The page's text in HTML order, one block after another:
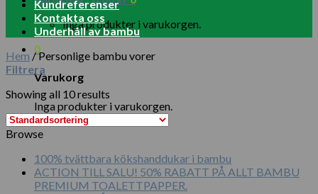
Inga produkter i varukorgen.
0
Varukorg
Inga produkter i varukorgen.
Kundreferenser
Kontakta oss
Underhåll av bambu
Hem /Personlige bambu vorer
Filtrera
Showing all 10 results
Browse
100% tvättbara kökshanddukar i bambu
ACTION TILL SALU! 50% RABATT PÅ ALLT BAMBU
PREMIUM TOALETTPAPPER.